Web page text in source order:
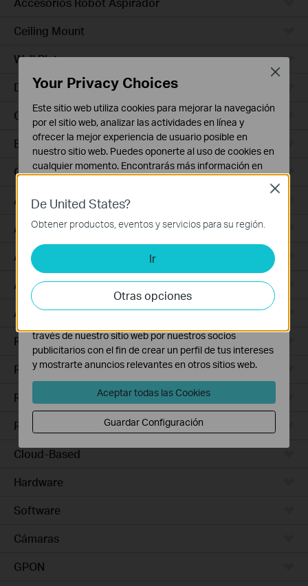
Ceiling Mount
Wall Plate
Desktop
Outdoor
Bridges
GPON
Access Plus
Aggregation
Access Max
Access
Access Pro
Routers Ethernet
Routers Wi-Fi
Routers 5G/4G
Routers Integrados
Cloud-Based
Hardware
Software
Cámaras
GPON
De United States?
Obtener productos, eventos y servicios para su región.
Ir
Otras opciones
Close
Your Privacy Choices
Este sitio web utiliza cookies para mejorar la navegación
por el sitio web, analizar las actividades en línea y
ofrecer la mejor experiencia de usuario posible en
nuestro sitio web. Puedes oponerte al uso de cookies en
cualquier momento. Encontrarás más información en
Cookies Básicas
Estas cookies son necesarias para el funcionamiento
del sitio web y no pueden desactivarse en tu sistema.
Cookies de Análisis y de Marketing
Las cookies de análisis nos permiten analizar tus
actividades en nuestro sitio web con el fin de mejorar y
adaptar la funcionalidad del mismo.
través de nuestro sitio web por nuestros socios
publicitarios con el fin de crear un perfil de tus intereses
y mostrarte anuncios relevantes en otros sitios web.
Aceptar todas las Cookies
Guardar Configuración
Close